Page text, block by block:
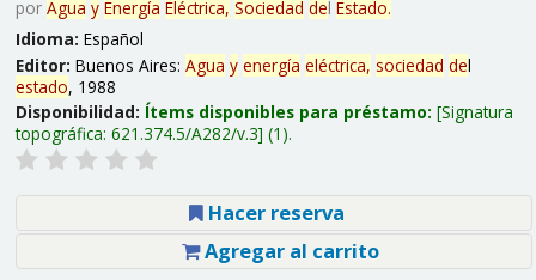
por Agua y Energía Eléctrica, Sociedad del Estado.
Idioma: Español
Editor: Buenos Aires: Agua y energía eléctrica, sociedad del
estado, 1988
Disponibilidad: Ítems disponibles para préstamo: Signatura
topográfica: 621.374.5/A282/v.3 (1).
Hacer reserva
Agregar al carrito